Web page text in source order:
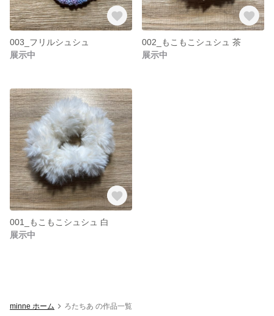
003_フリルシュシュ
展示中
002_もこもこシュシュ 茶
展示中
001_もこもこシュシュ 白
展示中
minne ホーム ろたちあ の作品一覧